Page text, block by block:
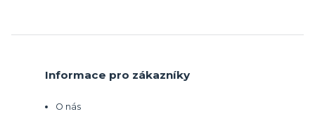
Informace pro zákazníky
O nás